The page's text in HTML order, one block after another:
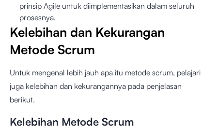
prinsip Agile untuk diimplementasikan dalam seluruh
prosesnya.
Kelebihan dan Kekurangan
Metode Scrum
Untuk mengenal lebih jauh apa itu metode scrum, pelajari
juga kelebihan dan kekurangannya pada penjelasan
berikut.
Kelebihan Metode Scrum